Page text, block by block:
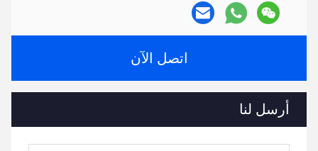
اتصل الآن
أرسل لنا